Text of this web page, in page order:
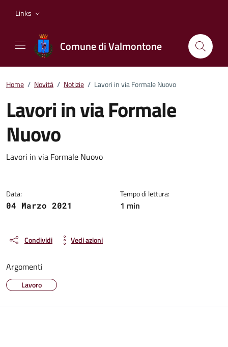
Links
Comune di Valmontone
Home / Novità / Notizie / Lavori in via Formale Nuovo
Lavori in via Formale
Nuovo
Dettagli della notizia
Lavori in via Formale Nuovo
Data:
04 Marzo 2021
Tempo di lettura:
1 min
Condividi Vedi azioni
Argomenti
Lavoro